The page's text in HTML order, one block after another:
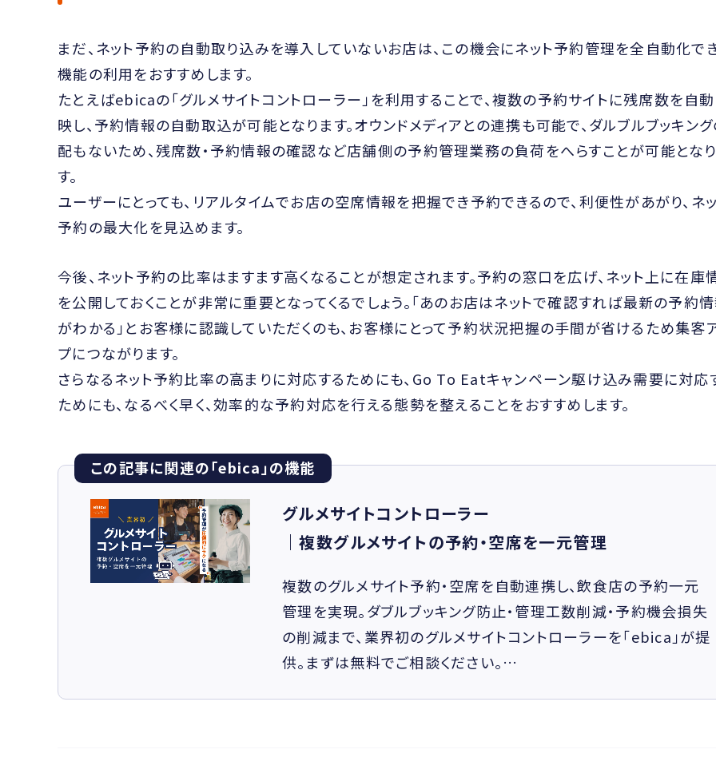
まだ、ネット予約の自動取り込みを導入していないお店は、この機会にネット予約管理を全自動化で
機能の利用をおすすめします。
たとえばebicaの「グルメサイトコントローラー」を利用することで、複数の予約サイトに残席数を自
映し、予約情報の自動取込が可能となります。オウンドメディアとの連携も可能で、ダルブルブッキン
配もないため、残席数・予約情報の確認など店舗側の予約管理業務の負荷をへらすことが可能とな
す。
ユーザーにとっても、リアルタイムでお店の空席情報を把握でき予約できるので、利便性があがり、ネ
予約の最大化を見込めます。
今後、ネット予約の比率はますます高くなることが想定されます。予約の窓口を広げ、ネット上に在庫
を公開しておくことが非常に重要となってくるでしょう。「あのお店はネットで確認すれば最新の予約
がわかる」とお客様に認識していただくのも、お客様にとって予約状況把握の手間が省けるため集客
プにつながります。
さらなるネット予約比率の高まりに対応するためにも、Go To Eatキャンペーン駆け込み需要に対応
ためにも、なるべく早く、効率的な予約対応を行える態勢を整えることをおすすめします。
この記事に関連の「ebica」の機能
グルメサイトコントローラー
｜複数グルメサイトの予約・空席を一元管理
複数のグルメサイト予約・空席を自動連携し、飲食店の予約一元
管理を実現。ダブルブッキング防止・管理工数削減・予約機会損失
の削減まで、業界初のグルメサイトコントローラーを「ebica」が提
供。まずは無料でご相談ください。…